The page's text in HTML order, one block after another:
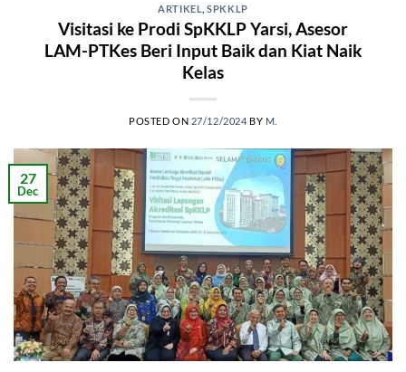
ARTIKEL ,SPKKLP
Visitasi ke Prodi SpKKLP Yarsi, Asesor
LAM-PTKes Beri Input Baik dan Kiat Naik
Kelas
POSTED ON 27/12/2024 BY M.
27
Dec